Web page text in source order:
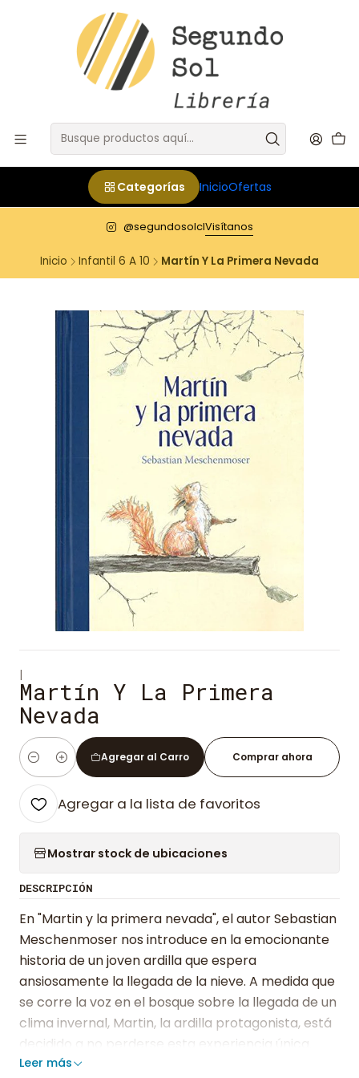
Categorías InicioOfertas
@segundosolclVisítanos
Inicio Infantil 6 A 10 Martín Y La Primera Nevada
|
Martín Y La Primera
Nevada
Cantidad
Agregar al Carro Comprar ahora
Agregar a la lista de favoritos
Mostrar stock de ubicaciones
DESCRIPCIÓN
En "Martin y la primera nevada", el autor Sebastian
Meschenmoser nos introduce en la emocionante
historia de un joven ardilla que espera
ansiosamente la llegada de la nieve. A medida que
se corre la voz en el bosque sobre la llegada de un
clima invernal, Martin, la ardilla protagonista, está
decidido a no perderse esta experiencia única.
Con la inquietud de quedarse dormido y perderse
Leer más